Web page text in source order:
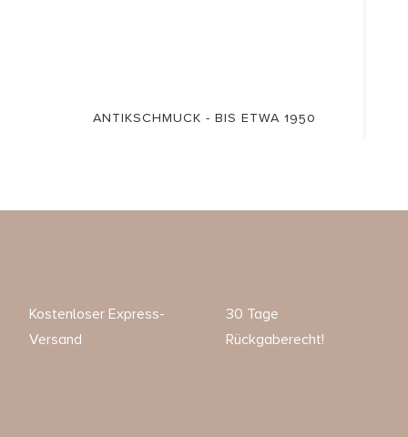
ANTIKSCHMUCK - BIS ETWA 1950
Kostenloser Express-
Versand
30 Tage
Rückgaberecht!